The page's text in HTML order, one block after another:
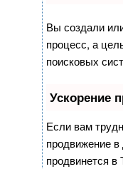
Вы создали
процесс, а
поисковых
Ускорение
Если вам
продвижение
продвинется в